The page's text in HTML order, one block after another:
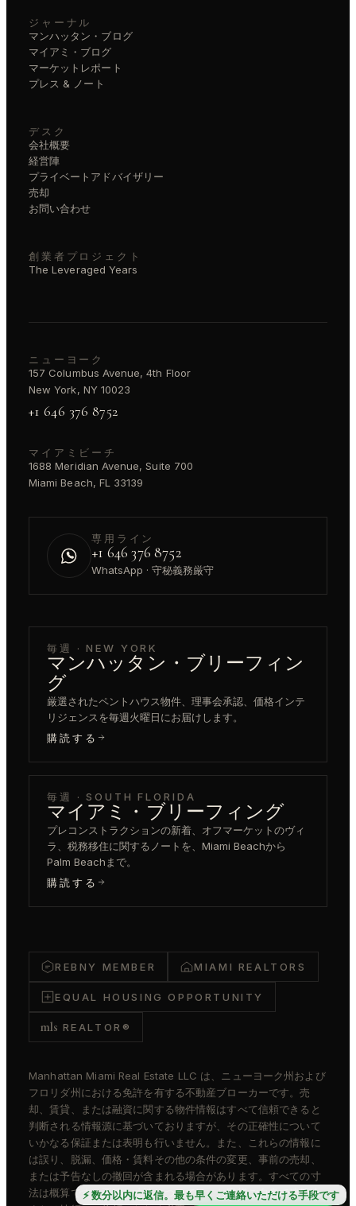
⚡ 数分以内に返信。最も早くご連絡いただける手段です
ジャーナル
マンハッタン・ブログ
マイアミ・ブログ
マーケットレポート
プレス & ノート
デスク
会社概要
経営陣
プライベートアドバイザリー
売却
お問い合わせ
創業者プロジェクト
The Leveraged Years
ニューヨーク
157 Columbus Avenue, 4th Floor
New York, NY 10023
+1 646 376 8752
マイアミビーチ
1688 Meridian Avenue, Suite 700
Miami Beach, FL 33139
専用ライン
+1 646 376 8752
WhatsApp · 守秘義務厳守
毎週 · NEW YORK
マンハッタン・ブリーフィン
グ
厳選されたペントハウス物件、理事会承認、価格インテ
リジェンスを毎週火曜日にお届けします。
購読する
毎週 · SOUTH FLORIDA
マイアミ・ブリーフィング
プレコンストラクションの新着、オフマーケットのヴィ
ラ、税務移住に関するノートを、Miami Beachから
Palm Beachまで。
購読する
REBNY MEMBER MIAMI REALTORS
EQUAL HOUSING OPPORTUNITY
mls REALTOR®
Manhattan Miami Real Estate LLC は、ニューヨーク州および
フロリダ州における免許を有する不動産ブローカーです。売
却、賃貸、または融資に関する物件情報はすべて信頼できると
判断される情報源に基づいておりますが、その正確性について
いかなる保証または表明も行いません。また、これらの情報に
は誤り、脱漏、価格・賃料その他の条件の変更、事前の売却、
または予告なしの撤回が含まれる場合があります。すべての寸
法は概算です。正確な寸法については、お客様ご自身で建築士